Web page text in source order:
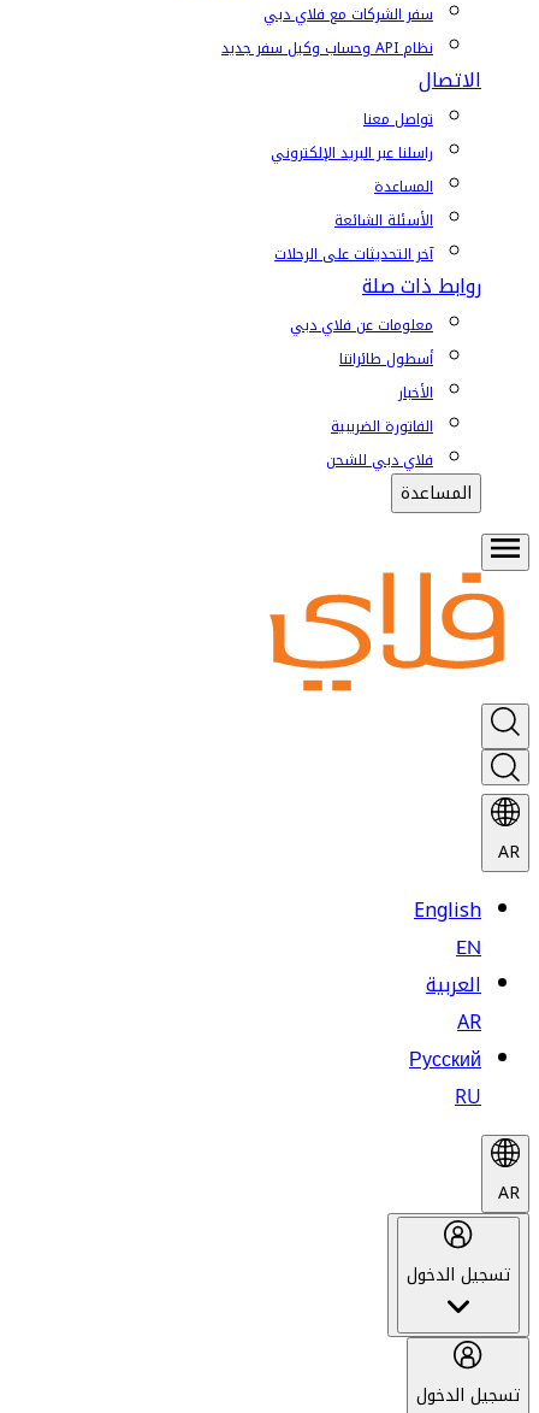
سفر الشركات مع فلاي دبي
نظام API وحساب وكيل سفر جديد
الاتصال
تواصل معنا
راسلنا عبر البريد الإلكتروني
المساعدة
الأسئلة الشائعة
آخر التحديثات على الرحلات
روابط ذات صلة
معلومات عن فلاي دبي
أسطول طائراتنا
الأخبار
الفاتورة الضريبية
فلاي دبي للشحن
المساعدة
AR
English
EN
العربية
AR
Русский
RU
AR
تسجيل الدخول
تسجيل الدخول